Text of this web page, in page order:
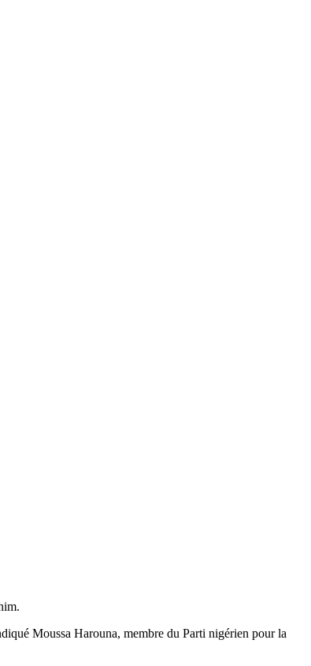
Moussa Harouna, membre du Parti nigérien pour la